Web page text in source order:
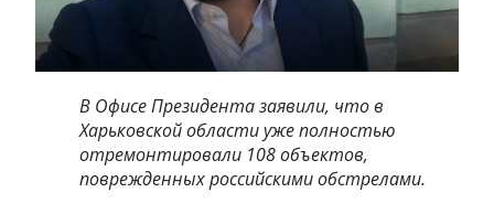
В Офисе Президента заявили, что в
Харьковской области уже полностью
отремонтировали 108 объектов,
поврежденных российскими обстрелами.